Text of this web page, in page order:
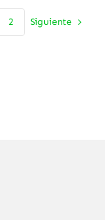
2 Siguiente